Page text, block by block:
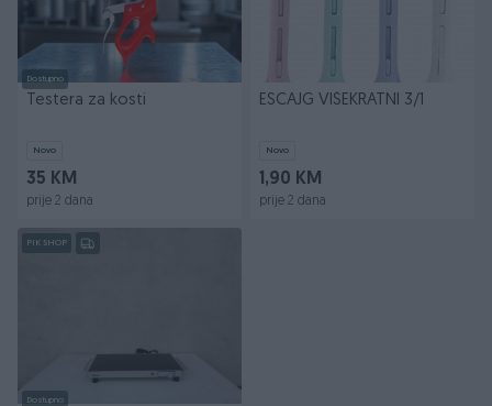
Dostupno
Testera za kosti
Novo
35 KM
prije 2 dana
ESCAJG VIŠEKRATNI 3/1
Novo
1,90 KM
prije 2 dana
PIK SHOP
Dostupno